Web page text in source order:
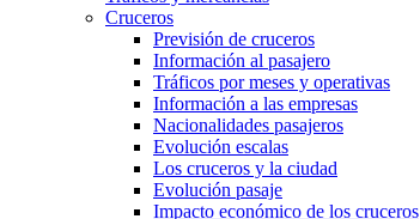
Cruceros
Previsión de cruceros
Información al pasajero
Tráficos por meses y operativas
Información a las empresas
Nacionalidades pasajeros
Evolución escalas
Los cruceros y la ciudad
Evolución pasaje
Impacto económico de los cruceros